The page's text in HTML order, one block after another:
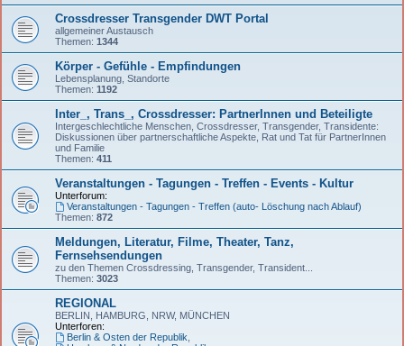
Crossdresser Transgender DWT Portal
allgemeiner Austausch
Themen: 1344
Körper - Gefühle - Empfindungen
Lebensplanung, Standorte
Themen: 1192
Inter_, Trans_, Crossdresser: PartnerInnen und Beteiligte
Intergeschlechtliche Menschen, Crossdresser, Transgender, Transidente:
Diskussionen über partnerschaftliche Aspekte, Rat und Tat für PartnerInnen
und Familie
Themen: 411
Veranstaltungen - Tagungen - Treffen - Events - Kultur
Unterforum:
Veranstaltungen - Tagungen - Treffen (auto- Löschung nach Ablauf)
Themen: 872
Meldungen, Literatur, Filme, Theater, Tanz,
Fernsehsendungen
zu den Themen Crossdressing, Transgender, Transident...
Themen: 3023
REGIONAL
BERLIN, HAMBURG, NRW, MÜNCHEN
Unterforen:
Berlin & Osten der Republik